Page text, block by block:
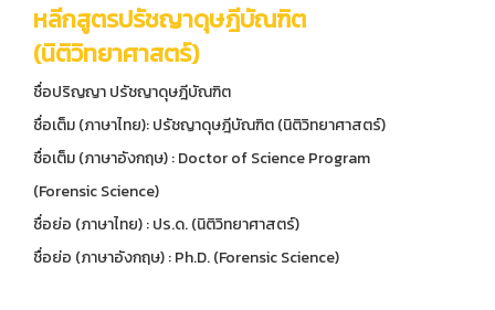
หลีกสูตรปรัชญาดุษฎีบัณฑิต
(นิติวิทยาศาสตร์)
ชื่อปริญญา ปรัชญาดุษฎีบัณฑิต
ชื่อเต็ม (ภาษาไทย): ปรัชญาดุษฎีบัณฑิต (นิติวิทยาศาสตร์)
ชื่อเต็ม (ภาษาอังกฤษ) : Doctor of Science Program
(Forensic Science)
ชื่อย่อ (ภาษาไทย) : ปร.ด. (นิติวิทยาศาสตร์)
ชื่อย่อ (ภาษาอังกฤษ) : Ph.D. (Forensic Science)